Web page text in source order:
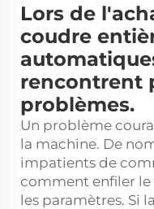
Lors de
coudre
rencontrent
problèmes.
Un problème
la machine. De
impatients de
comment enfiler
les paramètres. Si